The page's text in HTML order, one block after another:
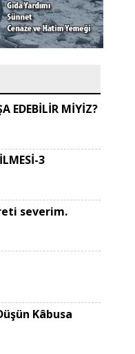
EDEBİLİR MİYİZ?
3
severim.
Kâbusa